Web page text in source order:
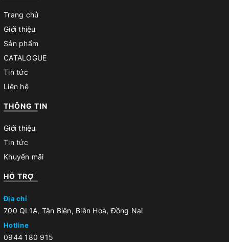
Trang chủ
Giới thiệu
Sản phẩm
CATALOGUE
Tin tức
Liên hệ
THÔNG TIN
Giới thiệu
Tin tức
Khuyến mãi
HỖ TRỢ
Địa chỉ
700 QL1A, Tân Biên, Biên Hoà, Đồng Nai
Hotline
0944 180 915